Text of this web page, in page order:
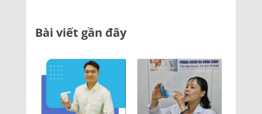
Bài viết gần đây